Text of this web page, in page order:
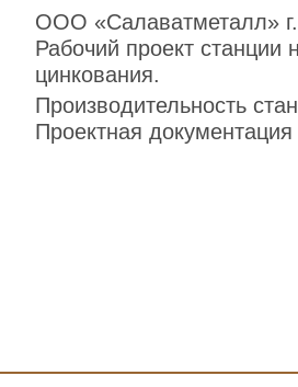
ООО «Салаватметалл»
Рабочий проект станции
цинкования.
Производительность
Проектная